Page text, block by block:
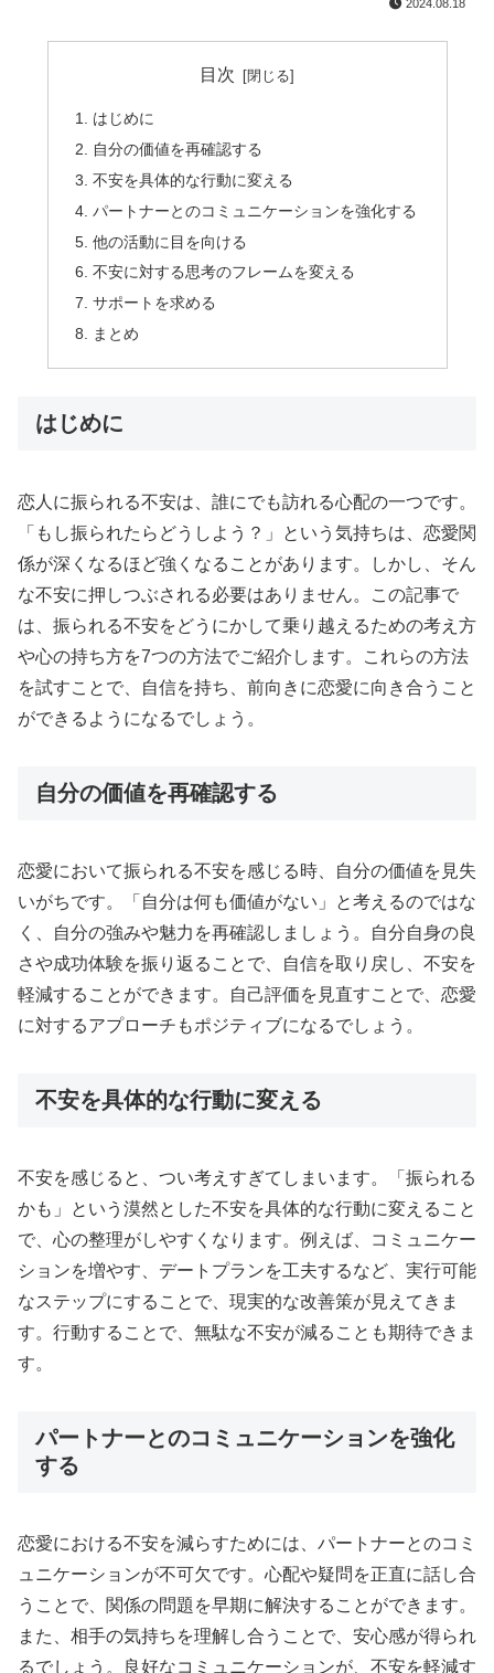
2024.08.18
目次
はじめに
自分の価値を再確認する
不安を具体的な行動に変える
パートナーとのコミュニケーションを強化する
他の活動に目を向ける
不安に対する思考のフレームを変える
サポートを求める
まとめ
はじめに
恋人に振られる不安は、誰にでも訪れる心配の一つです。
「もし振られたらどうしよう？」という気持ちは、恋愛関
係が深くなるほど強くなることがあります。しかし、そん
な不安に押しつぶされる必要はありません。この記事で
は、振られる不安をどうにかして乗り越えるための考え方
や心の持ち方を7つの方法でご紹介します。これらの方法
を試すことで、自信を持ち、前向きに恋愛に向き合うこと
ができるようになるでしょう。
自分の価値を再確認する
恋愛において振られる不安を感じる時、自分の価値を見失
いがちです。「自分は何も価値がない」と考えるのではな
く、自分の強みや魅力を再確認しましょう。自分自身の良
さや成功体験を振り返ることで、自信を取り戻し、不安を
軽減することができます。自己評価を見直すことで、恋愛
に対するアプローチもポジティブになるでしょう。
不安を具体的な行動に変える
不安を感じると、つい考えすぎてしまいます。「振られる
かも」という漠然とした不安を具体的な行動に変えること
で、心の整理がしやすくなります。例えば、コミュニケー
ションを増やす、デートプランを工夫するなど、実行可能
なステップにすることで、現実的な改善策が見えてきま
す。行動することで、無駄な不安が減ることも期待できま
す。
パートナーとのコミュニケーションを強化
する
恋愛における不安を減らすためには、パートナーとのコミ
ュニケーションが不可欠です。心配や疑問を正直に話し合
うことで、関係の問題を早期に解決することができます。
また、相手の気持ちを理解し合うことで、安心感が得られ
るでしょう。良好なコミュニケーションが、不安を軽減す